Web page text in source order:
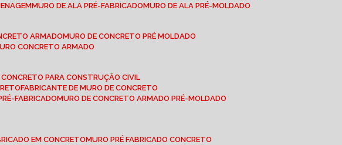
MURO DE ALA PRÉ-FABRICADO
MURO DE ALA PRÉ-MOLDADO
ARMADO
MURO DE CONCRETO PRÉ MOLDADO
MURO CONCRETO ARMADO
CONCRETO PARA CONSTRUÇÃO CIVIL
FABRICANTE DE MURO DE CONCRETO
FABRICADO
MURO DE CONCRETO ARMADO PRÉ-MOLDADO
EM CONCRETO
MURO PRÉ FABRICADO CONCRETO